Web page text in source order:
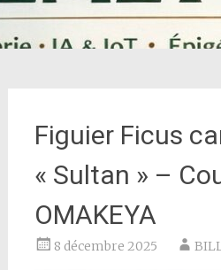
Figuier Ficus
« Sultan » –
OMAKEYA
8 décembre 2025